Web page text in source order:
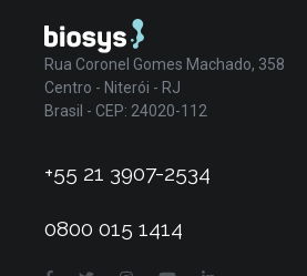
Rua Coronel Gomes Machado, 358
Centro - Niterói - RJ
Brasil - CEP: 24020-112
+55 21 3907-2534
0800 015 1414